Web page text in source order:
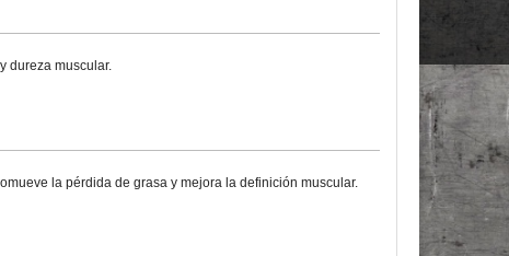
dureza muscular.
la pérdida de grasa y mejora la definición muscular.